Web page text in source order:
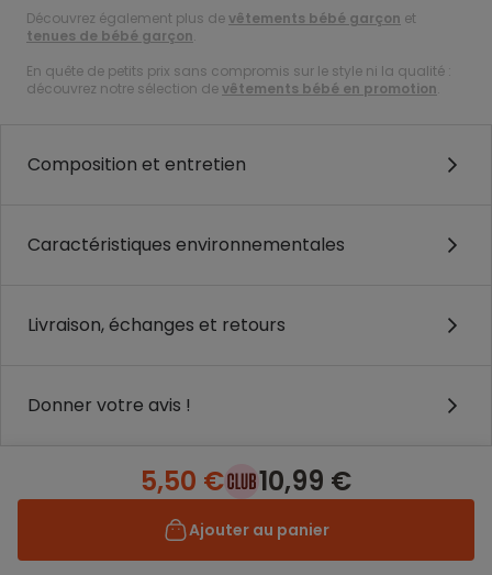
Découvrez également plus devêtements bébé garçon et
tenues de bébé garçon.
En quête de petits prix sans compromis sur le style ni la qualité :
découvrez notre sélection devêtements bébé en promotion.
Composition et entretien
Caractéristiques environnementales
Livraison, échanges et retours
Donner votre avis !
5,50 € 10,99 €
Ajouter au panier